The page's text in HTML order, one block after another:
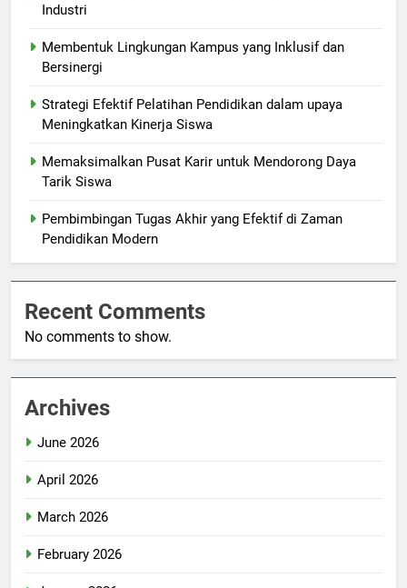
Industri
Membentuk Lingkungan Kampus yang Inklusif dan
Bersinergi
Strategi Efektif Pelatihan Pendidikan dalam upaya
Meningkatkan Kinerja Siswa
Memaksimalkan Pusat Karir untuk Mendorong Daya
Tarik Siswa
Pembimbingan Tugas Akhir yang Efektif di Zaman
Pendidikan Modern
Recent Comments
No comments to show.
Archives
June 2026
April 2026
March 2026
February 2026